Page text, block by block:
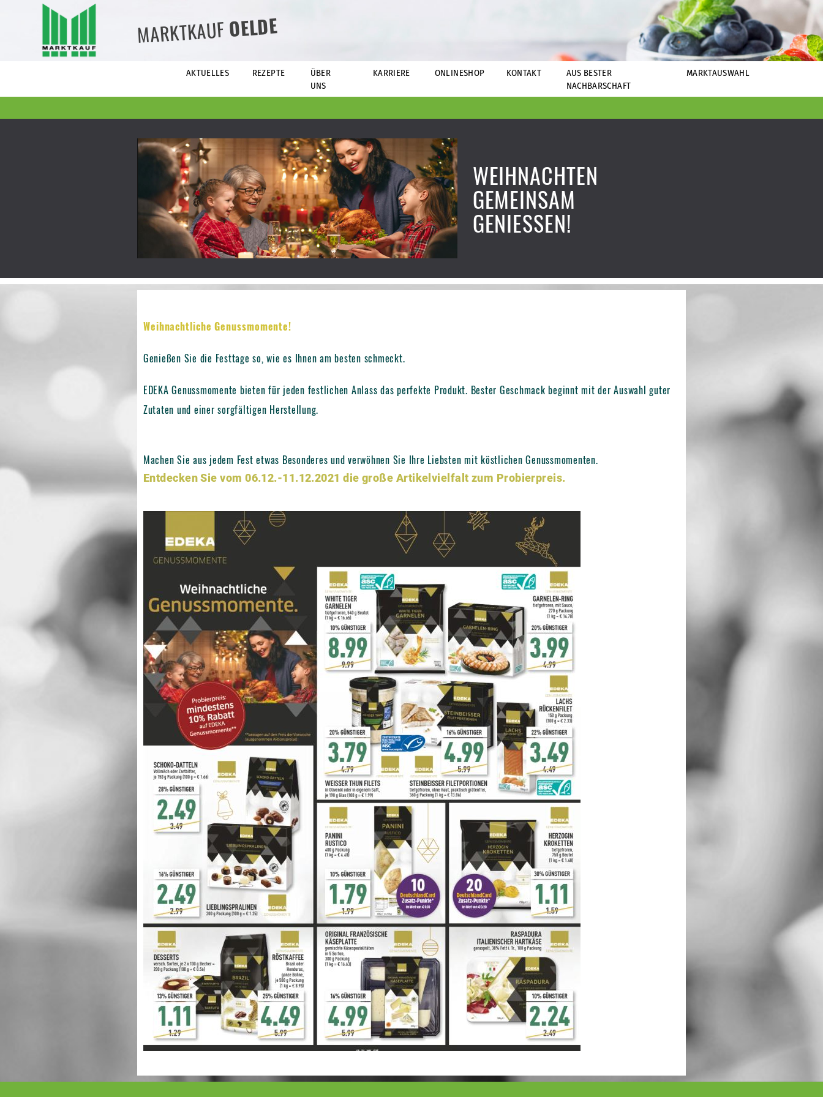
MARKTKAUFOELDE
AKTUELLES REZEPTE
ÜBER
UNS
KARRIERE ONLINESHOP KONTAKT
AUS BESTER
NACHBARSCHAFT
MARKTAUSWAHL
WEIHNACHTEN
GEMEINSAM
GENIESSEN!
Weihnachtliche Genussmomente!
Genießen Sie die Festtage so, wie es Ihnen am besten schmeckt.
EDEKA Genussmomente bieten für jeden festlichen Anlass das perfekte Produkt. Bester Geschmack beginnt mit der Auswahl guter
Zutaten und einer sorgfältigen Herstellung.
Machen Sie aus jedem Fest etwas Besonderes und verwöhnen Sie Ihre Liebsten mit köstlichen Genussmomenten.
Entdecken Sie vom 06.12.-11.12.2021 die große Artikelvielfalt zum Probierpreis.